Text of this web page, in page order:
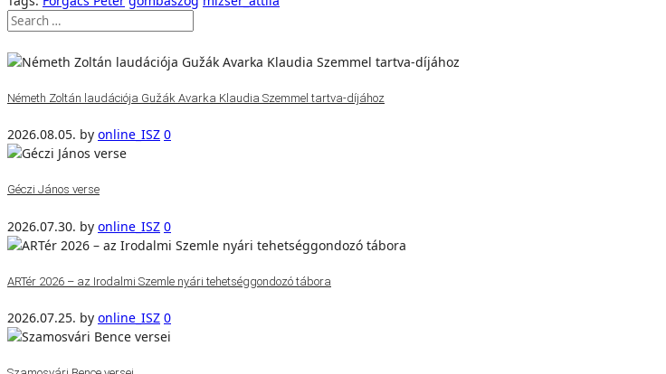
Németh Zoltán laudációja Gužák Avarka Klaudia Szemmel tartva-díjához
2026.08.05. by online_ISZ 0
Géczi János verse
2026.07.30. by online_ISZ 0
ARTér 2026 – az Irodalmi Szemle nyári tehetséggondozó tábora
2026.07.25. by online_ISZ 0